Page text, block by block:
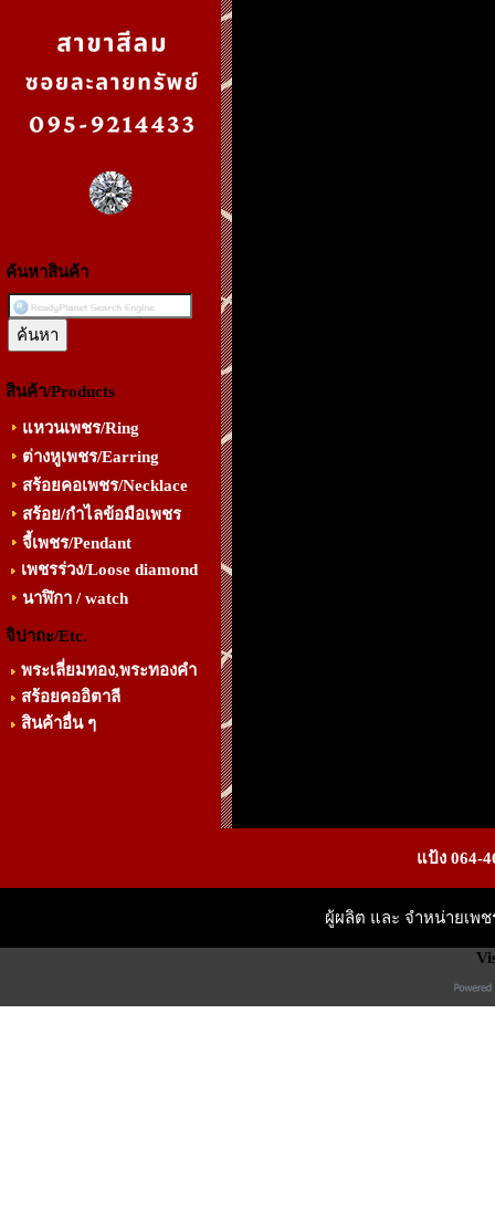
ค้นหาสินค้า
สินค้า/Products
แหวนเพชร/Ring
ต่างหูเพชร/Earring
สร้อยคอเพชร/Necklace
สร้อย/กำไลข้อมือเพชร
จี้เพชร/Pendant
เพชรร่วง/Loose diamond
นาฬิกา / watch
จิปาถะ/Etc.
พระเลี่ยมทอง,พระทองคำ
สร้อยคออิตาลี
สินค้าอื่น ๆ
แป้ง 064-
ผู้ผลิต และ จำหน่ายเพ